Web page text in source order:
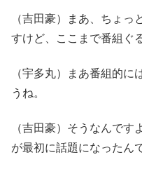
（吉田豪）まあ、ちょ
すけど、ここまで番組ぐ
（宇多丸）まあ番組的
うね。
（吉田豪）そうなんです
が最初に話題になったん